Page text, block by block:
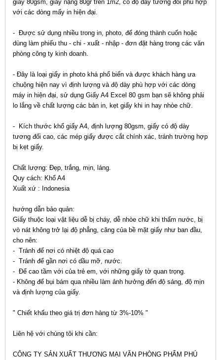
giấy 80gsm, giấy nặng 80gr trên 1m2, có độ dày tương đối phù hợp
với các dòng mấy in hiện đại.
- Được sử dụng nhiều trong in, photo, để đóng thành cuốn hoặc
dùng làm phiếu thu - chi - xuất - nhập - đơn đặt hàng trong các văn
phòng công ty kinh doanh.
- Đây là loại giấy in photo khá phổ biến và được khách hàng ưa
chuộng hiện nay vì định lượng và độ dày phù hợp với các dòng
máy in hiện đại, sử dụng Giấy A4 Excel 80 gsm bạn sẽ không phải
lo lắng về chất lượng các bản in, kẹt giấy khi in hay nhòe chữ.
- Kích thước khổ giấy A4, định lượng 80gsm, giấy có độ dày
tương đối cao, các mép giấy được cắt chính xác, tránh trường hợp
bị kẹt giấy.
Chất lượng: Đẹp, trắng, mịn, láng.
Quy cách: Khổ A4
Xuất xứ : Indonesia
hướng dẫn bảo quản:
Giấy thuộc loại vật liệu dễ bị cháy, dễ nhòe chữ khi thấm nước, bị
vò nát không trở lại độ phẳng, căng của bề mặt giấy như ban đầu,
cho nên:
- Tránh để nơi có nhiệt độ quá cao
- Tránh để gần nơi có dầu mỡ, nước.
- Để cao tầm với của trẻ em, với những giấy tờ quan trọng.
- Không để bụi bám qua nhiều làm ảnh hưởng đến độ sáng, độ mịn
và định lượng của giấy.
" Chiết khấu theo giá trị đơn hàng từ 3%-10% "
Liên hệ với chúng tôi khi cần:
CÔNG TY SẢN XUẤT THƯƠNG MẠI VĂN PHÒNG PHẨM PHÚ